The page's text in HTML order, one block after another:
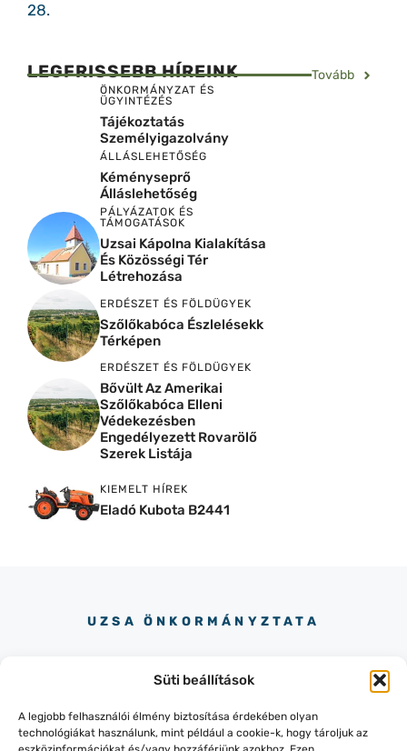
Süti beállítások
A legjobb felhasználói élmény biztosítása érdekében olyan
technológiákat használunk, mint például a cookie-k, hogy tároljuk az
28.
LEGFRISSEBB HÍREINK Tovább
ÖNKORMÁNYZAT ÉS
ÜGYINTÉZÉS
Tájékoztatás
Személyigazolvány
ÁLLÁSLEHETŐSÉG
Kéményseprő
Álláslehetőség
PÁLYÁZATOK ÉS
TÁMOGATÁSOK
Uzsai Kápolna Kialakítása
És Közösségi Tér
Létrehozása
ERDÉSZET ÉS FÖLDÜGYEK
Szőlőkabóca Észlelésekk
Térképen
ERDÉSZET ÉS FÖLDÜGYEK
Bővült Az Amerikai
Szőlőkabóca Elleni
Védekezésben
Engedélyezett Rovarölő
Szerek Listája
KIEMELT HÍREK
Eladó Kubota B2441
UZSA ÖNKORMÁNYZTATA